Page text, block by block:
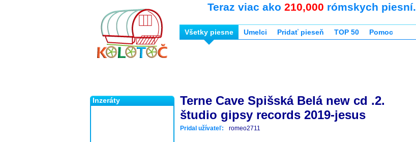
Inzeráty
Teraz viac ako 210,000 rómskych piesní.
Všetky piesne Umelci Pridať pieseň TOP 50 Pomoc
Terne Cave Spišská Belá new cd .2.
študio gipsy records 2019-jesus
Pridal užívateľ: romeo2711